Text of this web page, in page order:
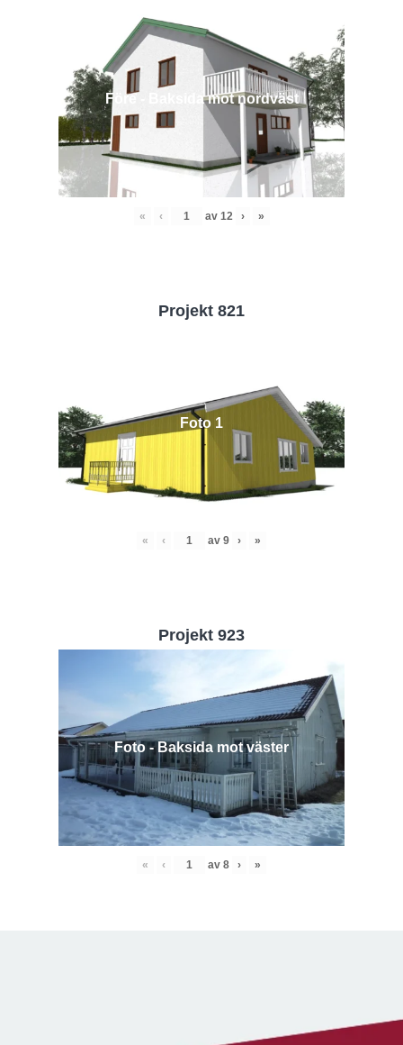
Före - Baksida mot nordväst
« ‹ av 12 › »
Projekt 821
Foto 1
« ‹ av 9 › »
Projekt 923
Foto - Baksida mot väster
« ‹ av 8 › »